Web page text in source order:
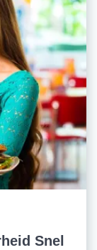
Snel